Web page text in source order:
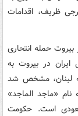
ظریف، اقدامات
در بیروت حمله انتحاری
فرهنگی ایران در بیروت به
لبنان، مشخص شد
نام «ماجد الماجد»
است. حکومت